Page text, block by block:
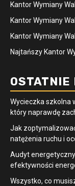
Kantor Wymiany
Kantor Wymiany
Kantor Wymiany
Najtańszy Kantor
Wycieczka szkolna
który naprawdę
Jak
natężenia ruchu i
Audyt
efektywności
Wszystko, co